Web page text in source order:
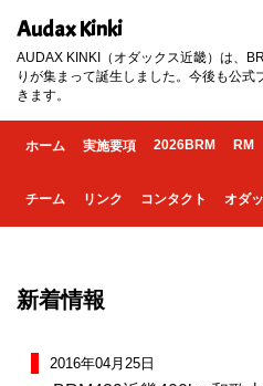
Audax Kinki
AUDAX KINKI（オダックス近畿）は、
りが集まって誕生しました。今後も公
きます。
ホーム 実施要項 2026BRM RM
チーム リンク コンタクト オダ
新着情報
2016年04月25日